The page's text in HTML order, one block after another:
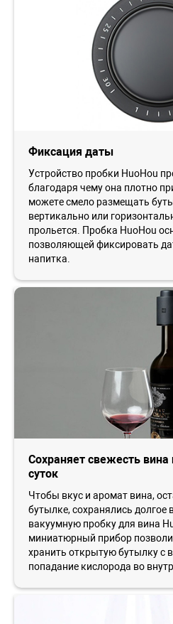
Фиксация даты
Устройство пробки HuoHou
благодаря чему она плотно
можете смело размещать
вертикально или
прольется. Пробка HuoHou
позволяющей фиксировать
напитка.
Сохраняет свежесть
суток
Чтобы вкус и аромат вина,
бутылке, сохранялись долгое
вакуумную пробку для вина
миниатюрный прибор
хранить открытую бутылку с
попадание кислорода во